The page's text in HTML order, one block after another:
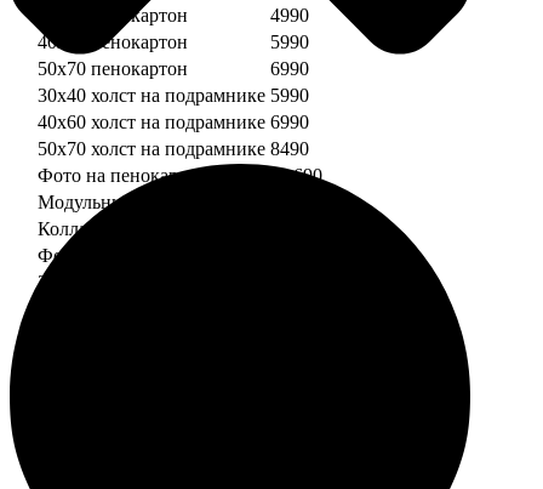
30х40 пенокартон
4990
40х60 пенокартон
5990
50х70 пенокартон
6990
30х40 холст на подрамнике 5990
40х60 холст на подрамнике 6990
50х70 холст на подрамнике 8490
Фото на пенокартоне
от 690
Модульный пенокартон
Коллаж на пенокартоне
ФотоМозаика
30х40 пенокартон